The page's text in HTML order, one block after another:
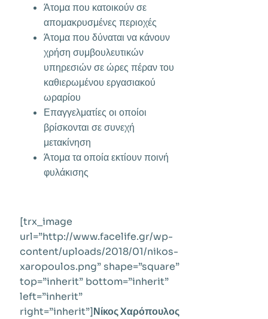
Άτομα που κατοικούν σε
απομακρυσμένες περιοχές
Άτομα που δύναται να κάνουν
χρήση συμβουλευτικών
υπηρεσιών σε ώρες πέραν του
καθιερωμένου εργασιακού
ωραρίου
Επαγγελματίες οι οποίοι
βρίσκονται σε συνεχή
μετακίνηση
Άτομα τα οποία εκτίουν ποινή
φυλάκισης
[trx_image
url=”http://www.facelife.gr/wp-
content/uploads/2018/01/nikos-
xaropoulos.png” shape=”square”
top=”inherit” bottom=”inherit”
left=”inherit”
right=”inherit”]Νίκος Χαρόπουλος